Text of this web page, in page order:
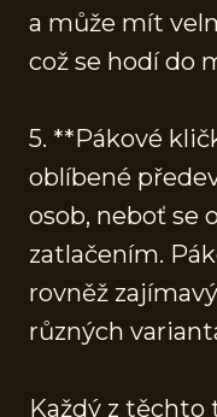
a může mít
což se hodí do
5. **Pákové
oblíbené
osob, neboť se
zatlačením.
rovněž
různých
Každý z těchto